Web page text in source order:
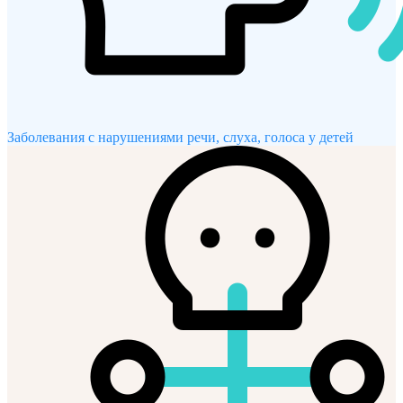
Заболевания с нарушениями речи, слуха, голоса у детей